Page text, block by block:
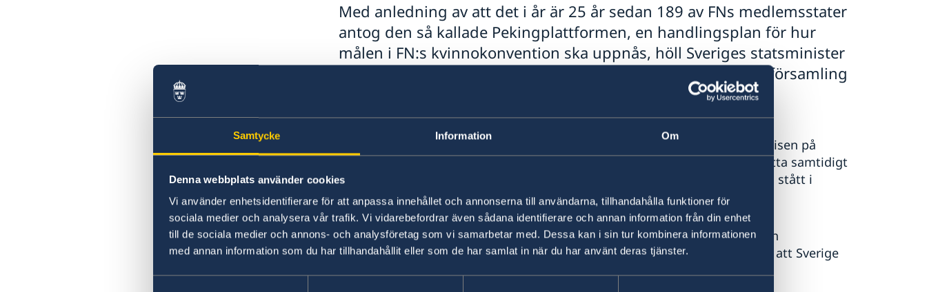
Samtycke Information Om
Denna webbplats använder cookies
Vi använder enhetsidentifierare för att anpassa innehållet och annonserna till användarna, tillhandahålla funktioner för
sociala medier och analysera vår trafik. Vi vidarebefordrar även sådana identifierare och annan information från din enhet
till de sociala medier och annons- och analysföretag som vi samarbetar med. Dessa kan i sin tur kombinera informationen
med annan information som du har tillhandahållit eller som de har samlat in när du har använt deras tjänster.
Med anledning av att det i år är 25 år sedan 189 av FNs medlemsstater
antog den så kallade Pekingplattformen, en handlingsplan för hur
målen i FN:s kvinnokonvention ska uppnås, höll Sveriges statsminister
Stefan Löfven 1 oktober ett digitalt anförande i FN:s generalförsamling
på temat jämställdhet i ljuset av coronapandemin.
I sitt tal lyfte Löfven bland annat upp hur år 2020, med flera jubileer inom
jämställdhetsområdet, har överskuggats av covid-19-pandemin och hur krisen på
många håll har orsakat ett ännu större glapp mellan kvinnor och män. Detta samtidigt
som kvinnorna många gånger haft en betydande roll inom sjukvården och stått i
första ledet under krisen.
Lövfen avslutade sitt tal med att betona att nu är tiden för makthavare och
beslutsfattare att snabba på implementeringen av Pekingplattformen och att Sverige